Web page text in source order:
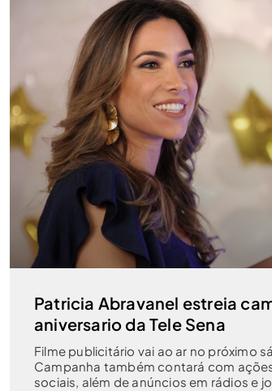
Patricia Abravanel estreia
aniversario da Tele Sena
Filme publicitário vai ao ar no próximo
Campanha também contará com
sociais, além de anúncios em rádios e